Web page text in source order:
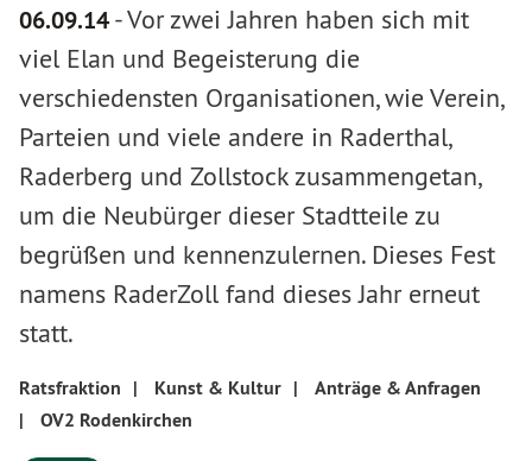
06.09.14-Vor zwei Jahren haben sich mit
viel Elan und Begeisterung die
verschiedensten Organisationen, wie Verein,
Parteien und viele andere in Raderthal,
Raderberg und Zollstock zusammengetan,
um die Neubürger dieser Stadtteile zu
begrüßen und kennenzulernen. Dieses Fest
namens RaderZoll fand dieses Jahr erneut
statt.
Ratsfraktion | Kunst & Kultur |
Anträge & Anfragen
|
OV2 Rodenkirchen